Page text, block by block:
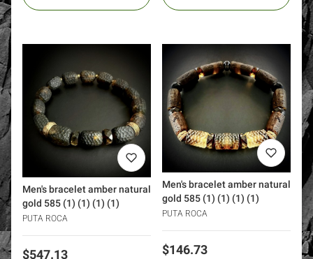
Men's bracelet amber natural
gold 585 (1) (1) (1) (1)
PUTA ROCA
Price
$547.13
Men's bracelet amber natural
gold 585 (1) (1) (1) (1)
PUTA ROCA
Price
$146.73